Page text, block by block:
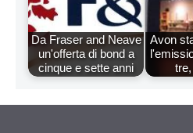
Da Fraser and Neave
un'offerta di bond a
cinque e sette anni
Avon